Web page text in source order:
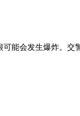
能会发生爆炸。交